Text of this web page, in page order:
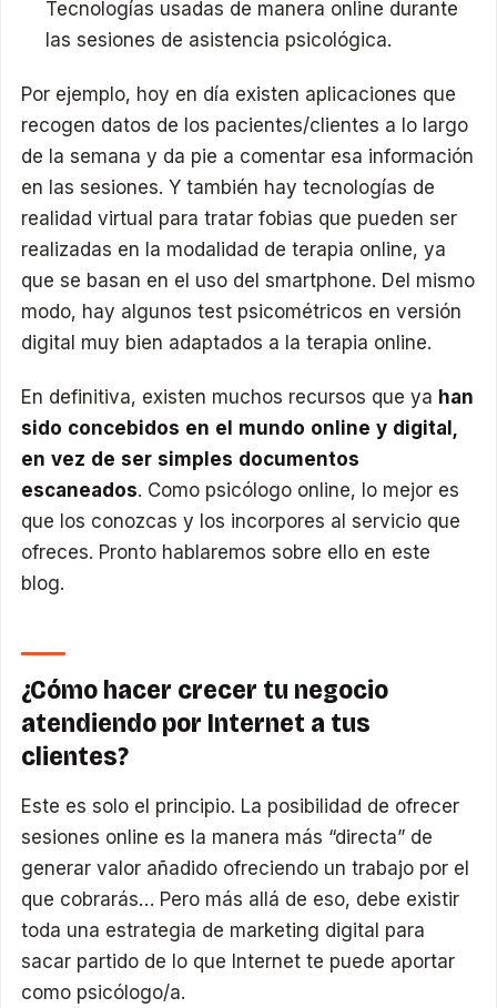
Tecnologías usadas de manera online durante
las sesiones de asistencia psicológica.
Por ejemplo, hoy en día existen aplicaciones que
recogen datos de los pacientes/clientes a lo largo
de la semana y da pie a comentar esa información
en las sesiones. Y también hay tecnologías de
realidad virtual para tratar fobias que pueden ser
realizadas en la modalidad de terapia online, ya
que se basan en el uso del smartphone. Del mismo
modo, hay algunos test psicométricos en versión
digital muy bien adaptados a la terapia online.
En definitiva, existen muchos recursos que ya han
sido concebidos en el mundo online y digital,
en vez de ser simples documentos
escaneados. Como psicólogo online, lo mejor es
que los conozcas y los incorpores al servicio que
ofreces. Pronto hablaremos sobre ello en este
blog.
¿Cómo hacer crecer tu negocio
atendiendo por Internet a tus
clientes?
Este es solo el principio. La posibilidad de ofrecer
sesiones online es la manera más “directa” de
generar valor añadido ofreciendo un trabajo por el
que cobrarás… Pero más allá de eso, debe existir
toda una estrategia de marketing digital para
sacar partido de lo que Internet te puede aportar
como psicólogo/a.